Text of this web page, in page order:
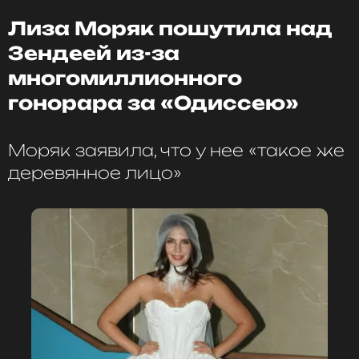
Лиза Моряк пошутила над
Зендеей из-за
многомиллионного
гонорара за «Одиссею»
Моряк заявила, что у нее «такое же
деревянное лицо»